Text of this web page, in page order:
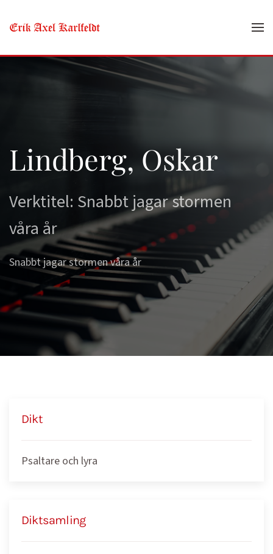
Skip to main content
Lindberg, Oskar
Verktitel: Snabbt jagar stormen
våra år
Snabbt jagar stormen våra år
Dikt
Psaltare och lyra
Diktsamling